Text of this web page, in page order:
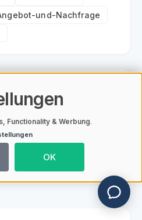
und-Nachfrage
Hero Redaktion
Künstlicher Intelligenz auf
Functionality & Werbung.
OK